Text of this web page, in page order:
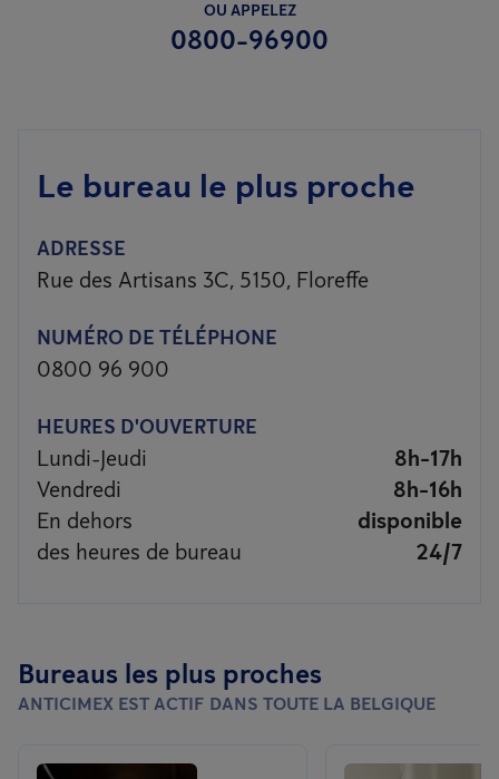
OU APPELEZ
0800-96900
Le bureau le plus proche
ADRESSE
Rue des Artisans 3C, 5150, Floreffe
NUMÉRO DE TÉLÉPHONE
0800 96 900
HEURES D'OUVERTURE
Lundi-Jeudi
8h-17h
Vendredi
8h-16h
En dehors
disponible
des heures de bureau
24/7
Bureaus les plus proches
ANTICIMEX EST ACTIF DANS TOUTE LA BELGIQUE